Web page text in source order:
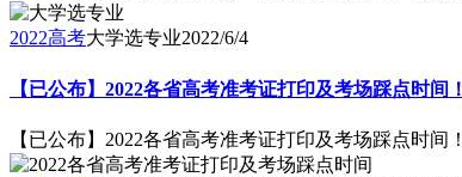
2022高考大学选专业2022/6/4
【已公布】2022各省高考准考证打印及考场踩点时间！
【已公布】2022各省高考准考证打印及考场踩点时间！